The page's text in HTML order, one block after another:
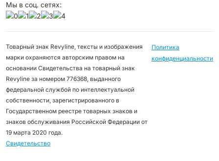
Мы в соц. сетях:
Товарный знак Revyline, тексты и изображения
марки охраняются авторским правом на
основании Свидетельства на товарный знак
Revyline за номером 776368, выданного
федеральной службой по интеллектуальной
собственности, зарегистрированного в
Государственном реестре товарных знаков и
знаков обслуживания Российской Федерации от
19 марта 2020 года.
Свидетельство
Политика
конфиденциальности